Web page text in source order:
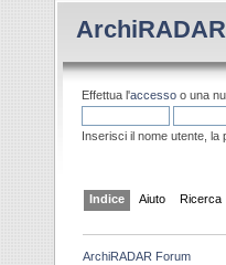
Effettua l'accesso o una
Inserisci il nome utente,
Indice Aiuto Ricerca
ArchiRADAR Forum